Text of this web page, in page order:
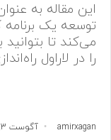
این مقاله به
می‌کند تا بتوانید
را در لاراول
amirxagan آگوست 3, 2022